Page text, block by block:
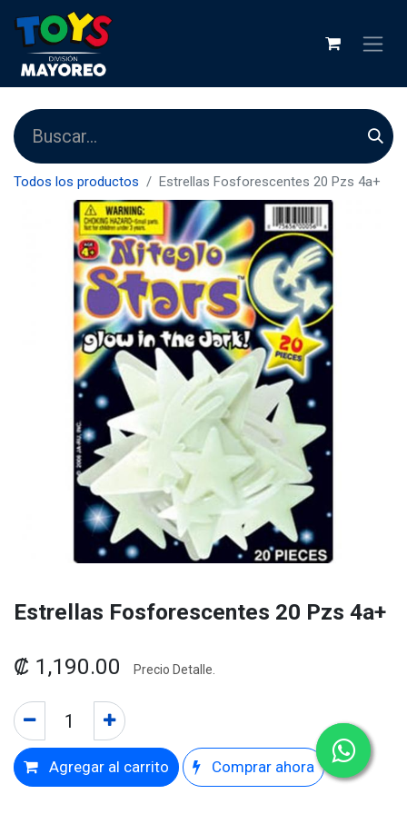
Todos los productos Estrellas Fosforescentes 20 Pzs 4a+
Estrellas Fosforescentes 20 Pzs 4a+
₡ 1,190.00 Precio Detalle.
Agregar al carrito Comprar ahora